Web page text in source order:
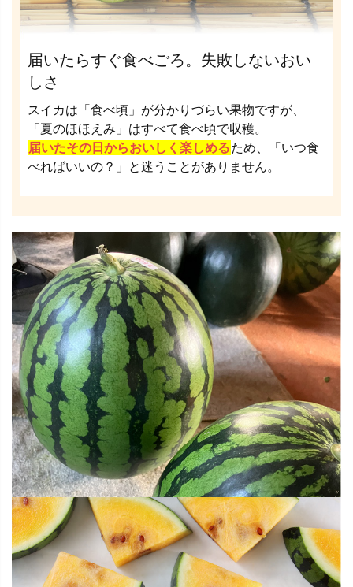
届いたらすぐ食べごろ。失敗しないおい
しさ
スイカは「食べ頃」が分かりづらい果物ですが、
「夏のほほえみ」はすべて食べ頃で収穫。
届いたその日からおいしく楽しめるため、「いつ食
べればいいの？」と迷うことがありません。